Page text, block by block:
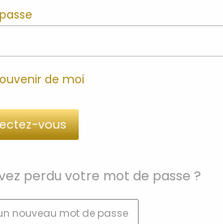
de moi
perdu votre mot de passe ?
nouveau mot de passe